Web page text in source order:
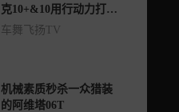
克10+&10用行动力打破
用户等待焦虑！
车舞飞扬TV
机械素质秒杀一众猎装
的阿维塔06T